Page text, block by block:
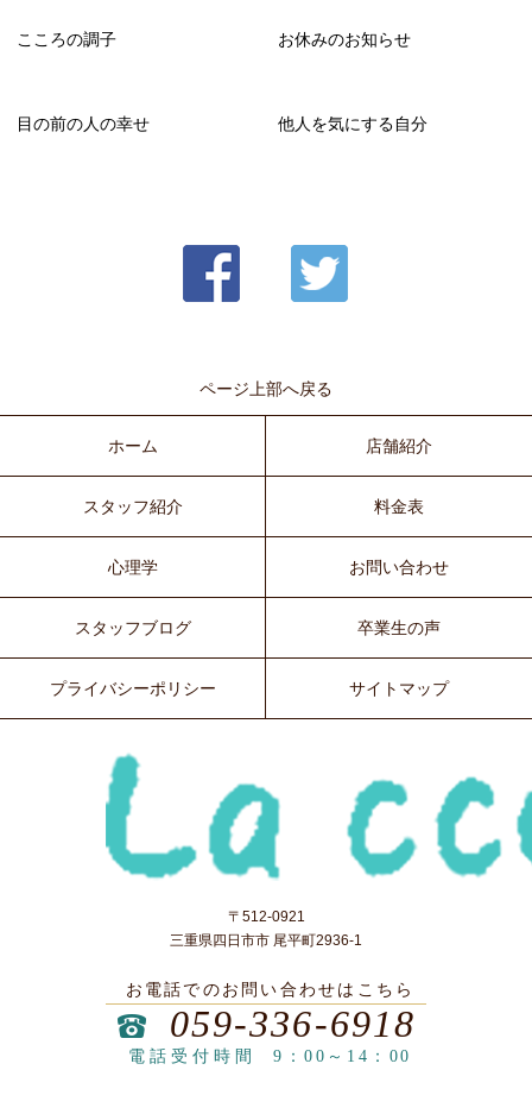
こころの調子 お休みのお知らせ
目の前の人の幸せ 他人を気にする自分
ページ上部へ戻る
ホーム 店舗紹介
スタッフ紹介 料金表
心理学 お問い合わせ
スタッフブログ 卒業生の声
プライバシーポリシー サイトマップ
〒512-0921
三重県四日市市 尾平町2936-1
お電話でのお問い合わせはこちら
059-336-6918
電話受付時間 9：00～14：00